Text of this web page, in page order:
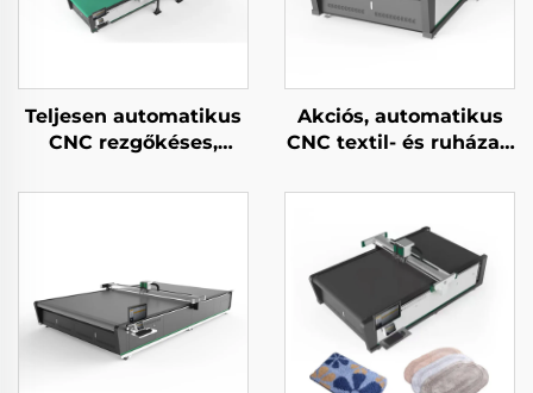
Teljesen automatikus
CNC rezgőkéses,
Akciós, automatikus
CNC textil- és ruházati